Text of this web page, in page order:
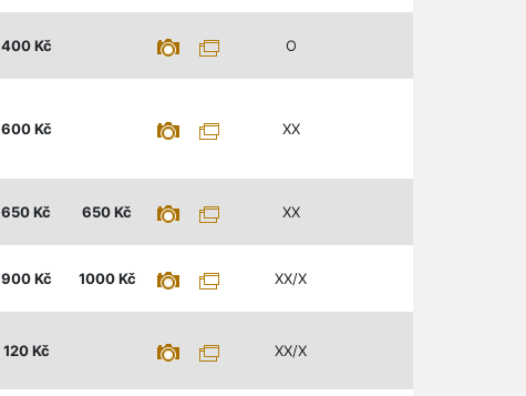
400 Kč O
600 Kč XX
650Kč 650Kč XX
900 Kč 1000 Kč XX/X
120 Kč XX/X